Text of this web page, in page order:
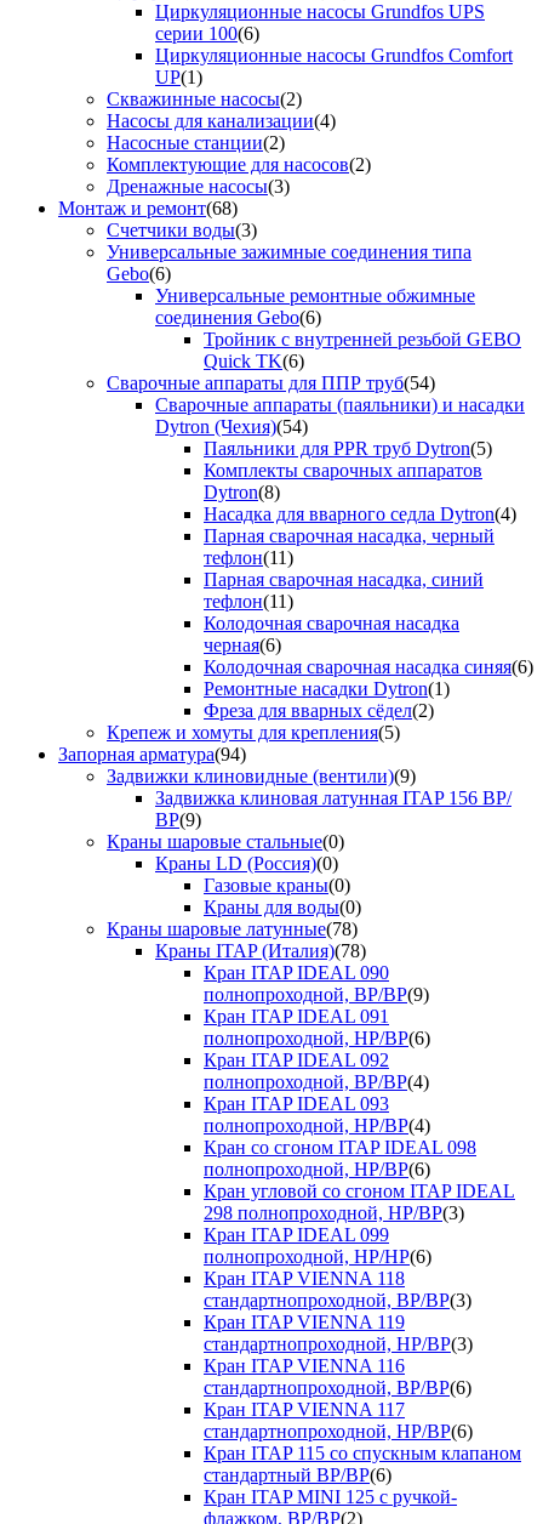
Циркуляционные насосы Grundfos UPS
серии 100(6)
Циркуляционные насосы Grundfos Comfort
UP(1)
Скважинные насосы(2)
Насосы для канализации(4)
Насосные станции(2)
Комплектующие для насосов(2)
Дренажные насосы(3)
Монтаж и ремонт(68)
Счетчики воды(3)
Универсальные зажимные соединения типа
Gebo(6)
Универсальные ремонтные обжимные
соединения Gebo(6)
Тройник с внутренней резьбой GEBO
Quick TK(6)
Сварочные аппараты для ППР труб(54)
Сварочные аппараты (паяльники) и насадки
Dytron (Чехия)(54)
Паяльники для PPR труб Dytron(5)
Комплекты сварочных аппаратов
Dytron(8)
Насадка для вварного седла Dytron(4)
Парная сварочная насадка, черный
тефлон(11)
Парная сварочная насадка, синий
тефлон(11)
Колодочная сварочная насадка
черная(6)
Колодочная сварочная насадка синяя(6)
Ремонтные насадки Dytron(1)
Фреза для вварных сёдел(2)
Крепеж и хомуты для крепления(5)
Запорная арматура(94)
Задвижки клиновидные (вентили)(9)
Задвижка клиновая латунная ITAP 156 ВР/
ВР(9)
Краны шаровые стальные(0)
Краны LD (Россия)(0)
Газовые краны(0)
Краны для воды(0)
Краны шаровые латунные(78)
Краны ITAP (Италия)(78)
Кран ITAP IDEAL 090
полнопроходной, ВР/ВР(9)
Кран ITAP IDEAL 091
полнопроходной, НР/ВР(6)
Кран ITAP IDEAL 092
полнопроходной, ВР/ВР(4)
Кран ITAP IDEAL 093
полнопроходной, НР/ВР(4)
Кран со сгоном ITAP IDEAL 098
полнопроходной, НР/ВР(6)
Кран угловой со сгоном ITAP IDEAL
298 полнопроходной, НР/ВР(3)
Кран ITAP IDEAL 099
полнопроходной, НР/НР(6)
Кран ITAP VIENNA 118
стандартнопроходной, ВР/ВР(3)
Кран ITAP VIENNA 119
стандартнопроходной, НР/ВР(3)
Кран ITAP VIENNA 116
стандартнопроходной, ВР/ВР(6)
Кран ITAP VIENNA 117
стандартнопроходной, НР/ВР(6)
Кран ITAP 115 со спускным клапаном
стандартный ВР/ВР(6)
Кран ITAP MINI 125 с ручкой-
флажком, ВР/ВР(2)